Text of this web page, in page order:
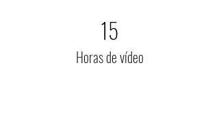
15
Horas de vídeo